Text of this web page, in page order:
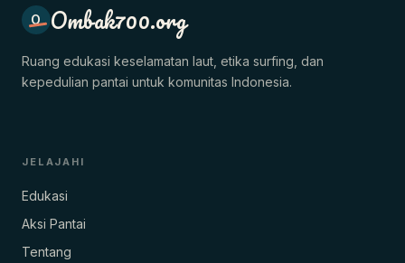
O Ombak700.org
Ruang edukasi keselamatan laut, etika surfing, dan
kepedulian pantai untuk komunitas Indonesia.
JELAJAHI
Edukasi
Aksi Pantai
Tentang